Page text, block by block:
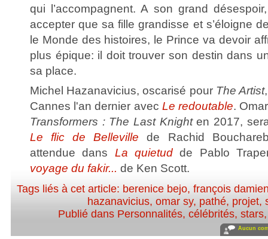
qui l’accompagnent. A son grand
accepter que sa fille grandisse et s’éloigne
le Monde des histoires, le Prince va devoir
plus épique: il doit trouver son destin dans
sa place.
Michel Hazanavicius, oscarisé pour The Artist
Cannes l'an dernier avec Le redoutable.
Transformers : The Last Knighten 2017,
Le flic de Belleville de Rachid
attendue dans La quietud de Pablo
voyage du fakir... de Ken Scott.
Tags liés à cet article: berenice bejo, françois
hazanavicius,omar sy, pathé, projet,
Publié dans Personnalités, célébrités, stars
Aucun